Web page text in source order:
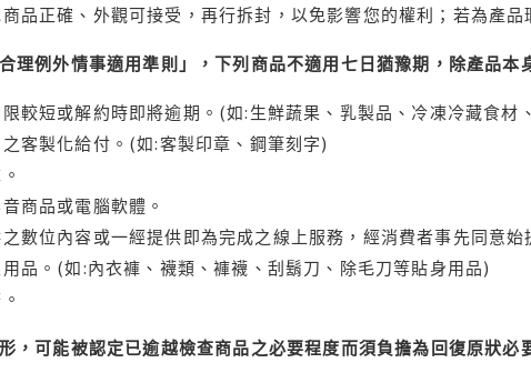
品正確、外觀可接受，再行拆封，以免影響您的權利；若為產
理例外情事適用準則」，下列商品不適用七日猶豫期，除產品本
較短或解約時即將逾期。(如:生鮮蔬果、乳製品、冷凍冷藏食材
客製化給付。(如:客製印章、鋼筆刻字)
商品或電腦軟體。
數位內容或一經提供即為完成之線上服務，經消費者事先同意
品。(如:內衣褲、襪類、褲襪、刮鬍刀、除毛刀等貼身用品)
，可能被認定已逾越檢查商品之必要程度而須負擔為回復原狀